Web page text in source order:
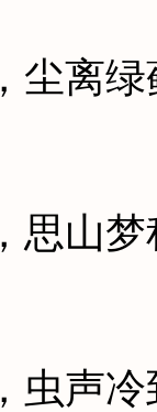
离绿
山梦
声冷